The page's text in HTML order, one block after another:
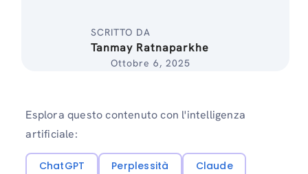
SCRITTO DA
Tanmay Ratnaparkhe
Ottobre 6, 2025
Esplora questo contenuto con l'intelligenza
artificiale:
ChatGPT Perplessità
Claude